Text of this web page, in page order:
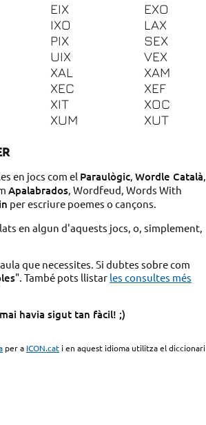
EIX
EXO
IXO
LAX
PIX
SEX
UIX
VEX
XAL
XAM
XEC
XEF
XIT
XOC
XUM XUT
en jocs com el Paraulògic,Wordle Català,
Apalabrados, Wordfeud, Words With
per escriure poemes o cançons.
en algun d'aquests jocs, o, simplement,
que necessites. Si dubtes sobre com
". També pots llistar les consultes més
havia sigut tan fàcil! ;)
per a ICON.cat i en aquest idioma utilitza el diccionari